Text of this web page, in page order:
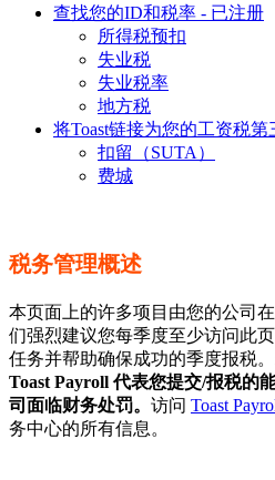
查找您的ID和税率 - 已注册
所得税预扣
失业税
失业税率
地方税
将Toast链接为您的工资税第
扣留（SUTA）
费城
税务管理概述
本页面上的许多项目由您的公司
们强烈建议您每季度至少访问此
任务并帮助确保成功的季度报税。
Toast Payroll 代表您提交/报税的
司面临财务处罚。 访问 Toast
务中心的所有信息。